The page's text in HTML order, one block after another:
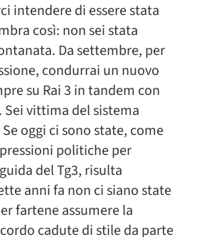
intendere di essere stata
così: non sei stata
Da settembre, per
condurrai un nuovo
su Rai 3 in tandem con
vittima del sistema
oggi ci sono state, come
politiche per
del Tg3, risulta
anni fa non ci siano state
fartene assumere la
cadute di stile da parte